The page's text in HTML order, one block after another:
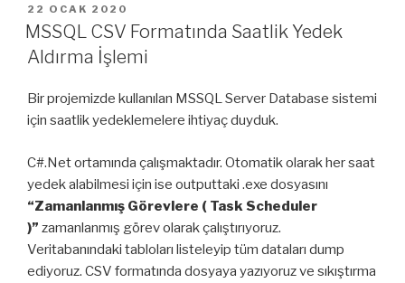
–
Ön
–
1”
YAYIM
TARIHI
22 OCAK 2020
MSSQL CSV Formatında Saatlik Yedek
Aldırma İşlemi
Bir projemizde kullanılan MSSQL Server Database sistemi
için saatlik yedeklemelere ihtiyaç duyduk.
C#.Net ortamında çalışmaktadır. Otomatik olarak her saat
yedek alabilmesi için ise outputtaki .exe dosyasını
“Zamanlanmış Görevlere ( Task Scheduler
)” zamanlanmış görev olarak çalıştırıyoruz.
Veritabanındaki tabloları listeleyip tüm dataları dump
ediyoruz. CSV formatında dosyaya yazıyoruz ve sıkıştırma